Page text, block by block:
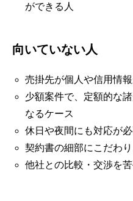
ができる人
向いていない人
売掛先が個人や信用情
少額案件で、定額的な
なるケース
休日や夜間にも対応が
契約書の細部にこだわ
他社との比較・交渉を